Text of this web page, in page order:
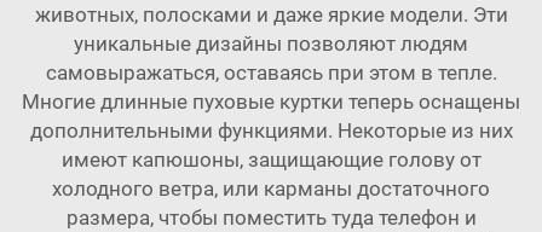
животных, полосками и даже яркие модели. Эти
уникальные дизайны позволяют людям
самовыражаться, оставаясь при этом в тепле.
Многие длинные пуховые куртки теперь оснащены
дополнительными функциями. Некоторые из них
имеют капюшоны, защищающие голову от
холодного ветра, или карманы достаточного
размера, чтобы поместить туда телефон и